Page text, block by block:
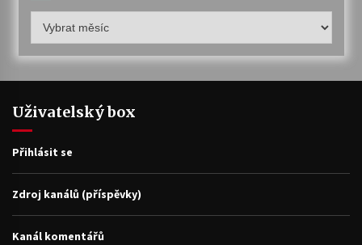
archiv
Uživatelský box
Přihlásit se
Zdroj kanálů (příspěvky)
Kanál komentářů